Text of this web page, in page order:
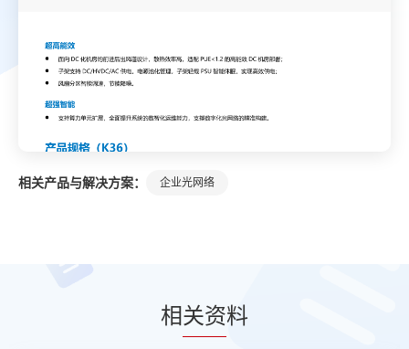
相关产品与解决方案： 企业光网络
相关资料